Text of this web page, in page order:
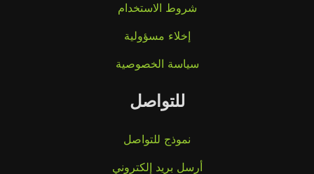
شروط الاستخدام
إخلاء مسؤولية
سياسة الخصوصية
للتواصل
نموذج للتواصل
أرسل بريد إلكتروني